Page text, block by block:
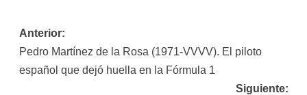
Navegación
de
entradas
Anterior:
Pedro Martínez de la Rosa (1971-VVVV). El piloto
español que dejó huella en la Fórmula 1
Siguiente: